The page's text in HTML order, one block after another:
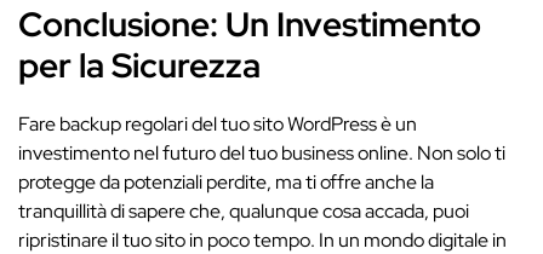
Conclusione: Un Investimento
per la Sicurezza
Fare backup regolari del tuo sito WordPress è un
investimento nel futuro del tuo business online. Non solo ti
protegge da potenziali perdite, ma ti offre anche la
tranquillità di sapere che, qualunque cosa accada, puoi
ripristinare il tuo sito in poco tempo. In un mondo digitale in